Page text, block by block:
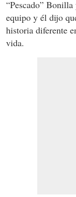
“Pescado”
equipo y él dijo
historia diferente
vida.